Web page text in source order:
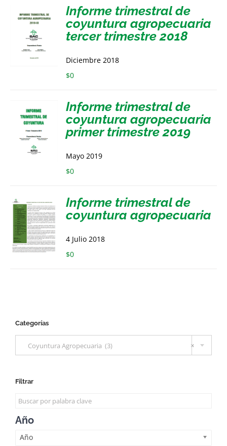
Informe trimestral de
coyuntura agropecuaria
tercer trimestre 2018
Diciembre 2018
$0
Informe trimestral de
coyuntura agropecuaria
primer trimestre 2019
Mayo 2019
$0
Informe trimestral de
coyuntura agropecuaria
4 Julio 2018
$0
Categorías
×
Coyuntura Agropecuaria (3)
Filtrar
Año
Año